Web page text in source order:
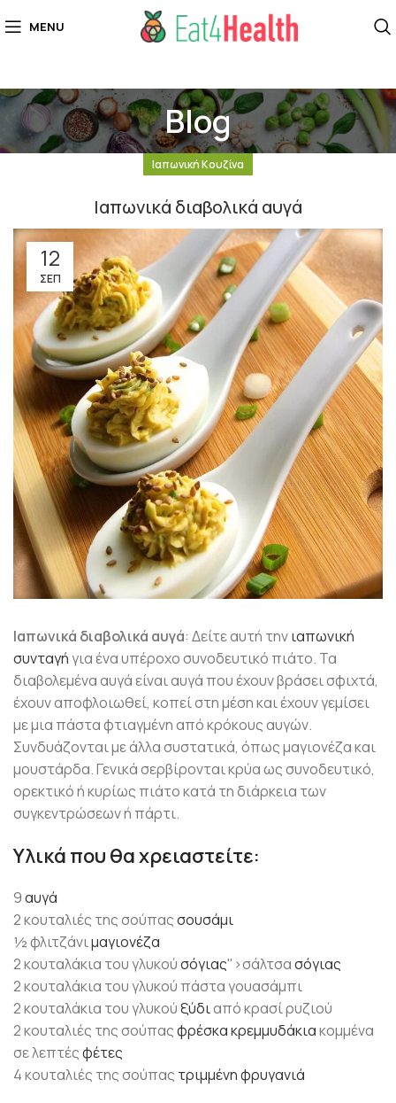
MENU
Blog
Ιαπωνική Κουζίνα
Ιαπωνικά διαβολικά αυγά
12
ΣΕΠ
Ιαπωνικά διαβολικά αυγά: Δείτε αυτή τηνιαπωνική
συνταγήγια ένα υπέροχο συνοδευτικό πιάτο. Τα
διαβολεμένα αυγά είναι αυγά που έχουν βράσει σφιχτά,
έχουν αποφλοιωθεί, κοπεί στη μέση και έχουν γεμίσει
με μια πάστα φτιαγμένη από κρόκους αυγών.
Συνδυάζονται με άλλα συστατικά, όπως μαγιονέζα και
μουστάρδα. Γενικά σερβίρονται κρύα ως συνοδευτικό,
ορεκτικό ή κυρίως πιάτο κατά τη διάρκεια των
συγκεντρώσεων ή πάρτι.
Υλικά που θα χρειαστείτε:
9αυγά
2 κουταλιές της σούπαςσουσάμι
½ φλιτζάνιμαγιονέζα
2 κουταλάκια του γλυκούσόγιας">σάλτσασόγιας
2 κουταλάκια του γλυκού πάστα γουασάμπι
2 κουταλάκια του γλυκούξύδιαπό κρασί ρυζιού
2 κουταλιές της σούπαςφρέσκα κρεμμυδάκιακομμένα
σε λεπτέςφέτες
4 κουταλιές της σούπας τριμμένη φρυγανιά